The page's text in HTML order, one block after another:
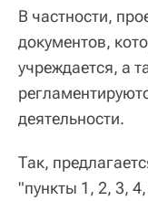
В частности,
документов,
учреждается, а
деятельности.
Так,
"пункты 1, 2, 3,